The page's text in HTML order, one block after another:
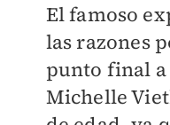
El famoso
las razones
punto final a
Michelle